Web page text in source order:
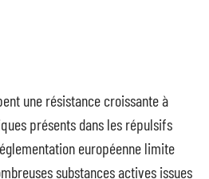
une résistance croissante à
présents dans les répulsifs
européenne limite
substances actives issues